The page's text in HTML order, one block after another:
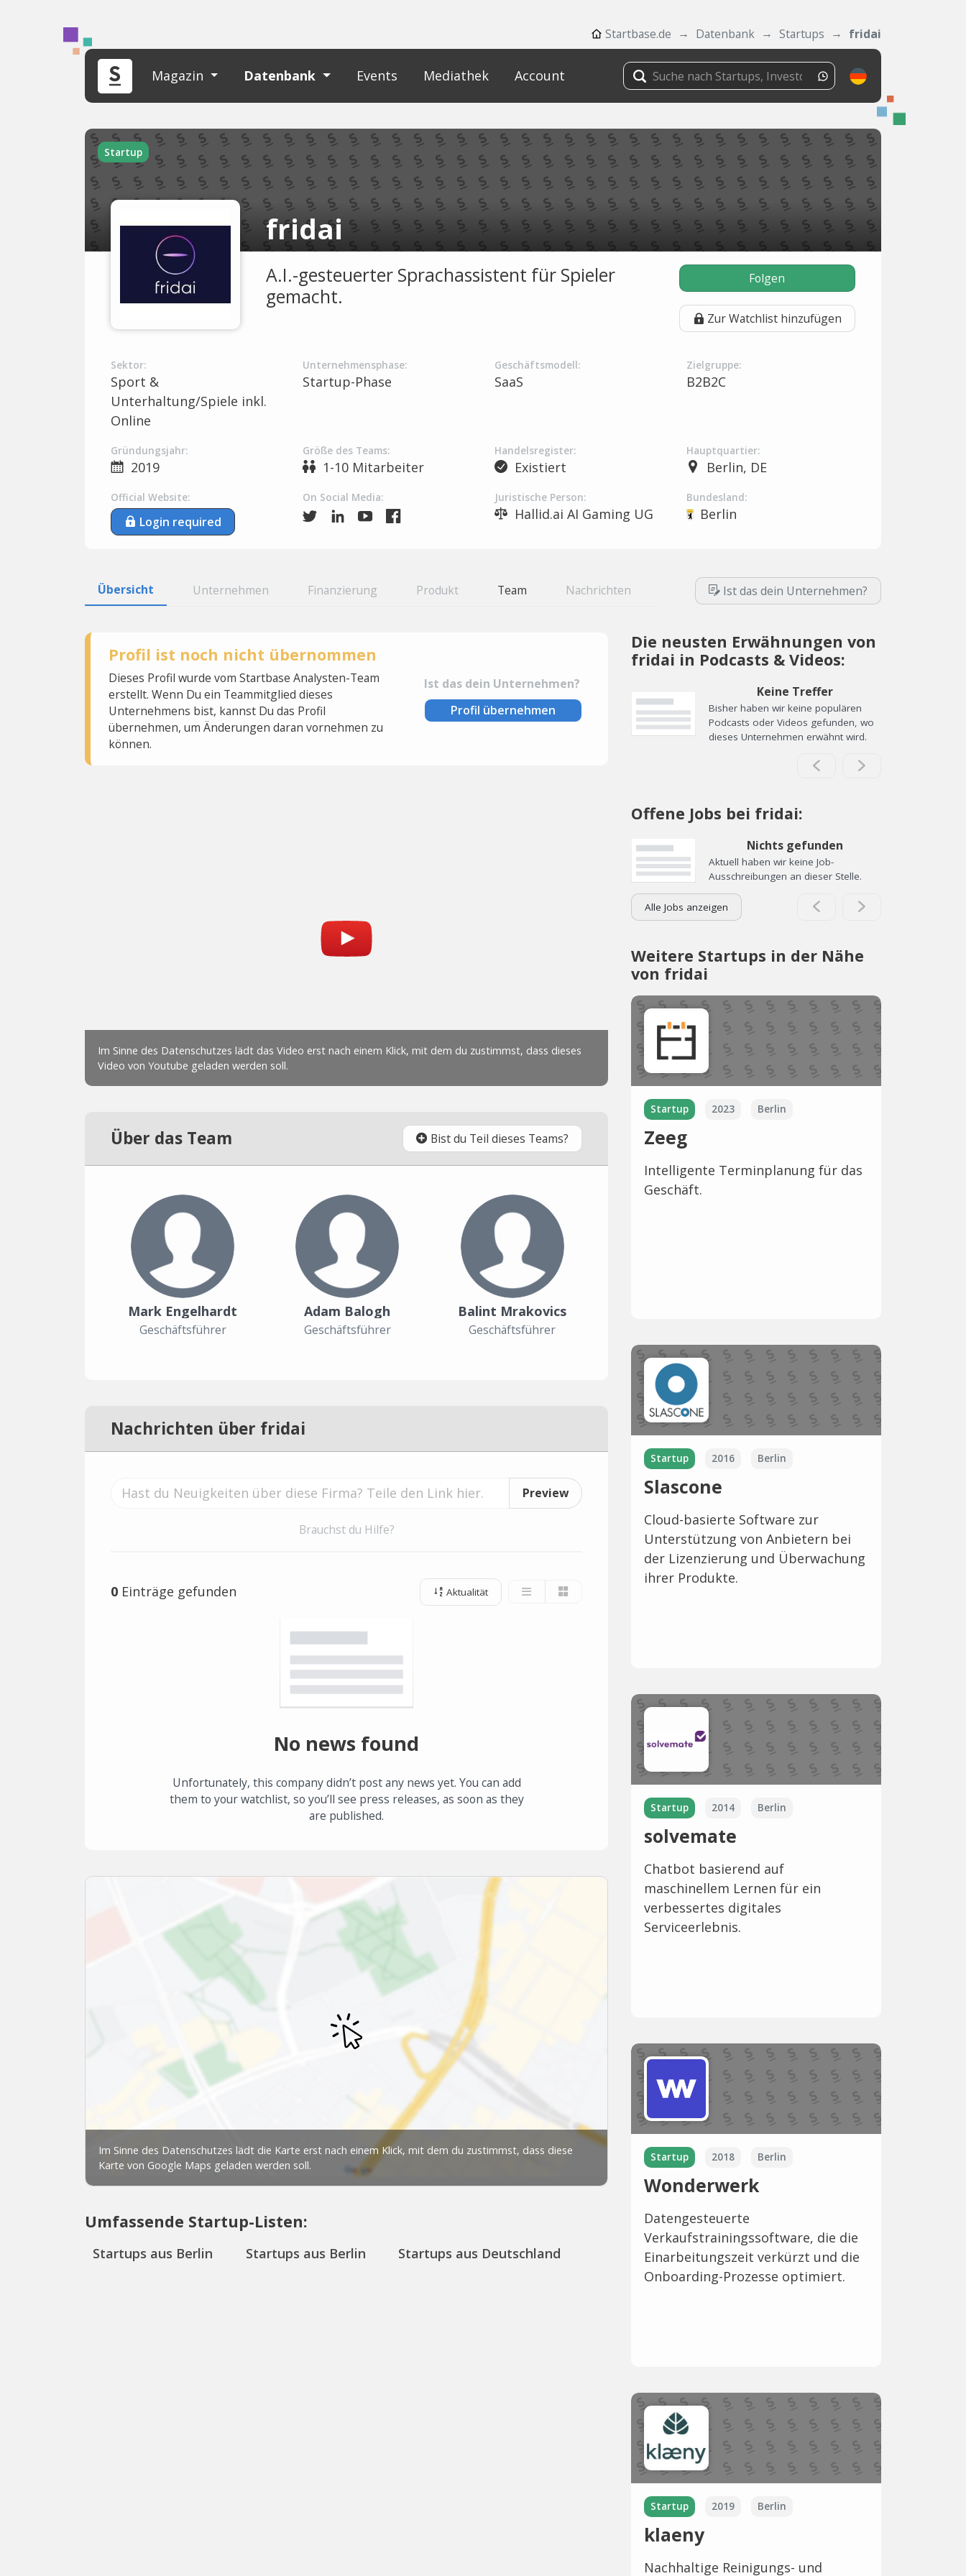
Startbase.de Datenbank Startups fridai
Magazin Datenbank Events Mediathek Account
Startup
fridai
A.I.-gesteuerter Sprachassistent für Spieler
gemacht.
Folgen
Zur Watchlist hinzufügen
Sektor:
Sport &
Unterhaltung/Spiele inkl.
Online
Unternehmensphase:
Startup-Phase
Geschäftsmodell:
SaaS
Zielgruppe:
B2B2C
Gründungsjahr:
2019
Größe des Teams:
1-10 Mitarbeiter
Handelsregister:
Existiert
Hauptquartier:
Berlin, DE
Official Website:
Login required
On Social Media: Juristische Person:
Hallid.ai AI Gaming UG
Bundesland:
Berlin
Übersicht Unternehmen Finanzierung Produkt Team Nachrichten Ist das dein Unternehmen?
Profil ist noch nicht übernommen
Dieses Profil wurde vom Startbase Analysten-Team
erstellt. Wenn Du ein Teammitglied dieses
Unternehmens bist, kannst Du das Profil
übernehmen, um Änderungen daran vornehmen zu
können.
Ist das dein Unternehmen?
Profil übernehmen
Über das Team Bist du Teil dieses Teams?
Mark Engelhardt
Geschäftsführer
Adam Balogh
Geschäftsführer
Balint Mrakovics
Geschäftsführer
Nachrichten über fridai
Preview
Brauchst du Hilfe?
0 Einträge gefunden Aktualität
No news found
Unfortunately, this company didn’t post any news yet. You can add
them to your watchlist, so you’ll see press releases, as soon as they
are published.
Umfassende Startup-Listen:
Startups aus Berlin Startups aus Berlin Startups aus Deutschland
Die neusten Erwähnungen von
fridai in Podcasts & Videos:
Keine Treffer
Bisher haben wir keine populären
Podcasts oder Videos gefunden, wo
dieses Unternehmen erwähnt wird.
Offene Jobs bei fridai:
Nichts gefunden
Aktuell haben wir keine Job-
Ausschreibungen an dieser Stelle.
Alle Jobs anzeigen
Weitere Startups in der Nähe
von fridai
Startup 2023 Berlin
Zeeg
Intelligente Terminplanung für das
Geschäft.
Startup 2016 Berlin
Slascone
Cloud-basierte Software zur
Unterstützung von Anbietern bei
der Lizenzierung und Überwachung
ihrer Produkte.
Startup 2014 Berlin
solvemate
Chatbot basierend auf
maschinellem Lernen für ein
verbessertes digitales
Serviceerlebnis.
Startup 2018 Berlin
Wonderwerk
Datengesteuerte
Verkaufstrainingssoftware, die die
Einarbeitungszeit verkürzt und die
Onboarding-Prozesse optimiert.
Startup 2019 Berlin
klaeny
Nachhaltige Reinigungs- und